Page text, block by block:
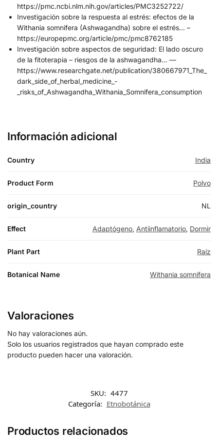
https://pmc.ncbi.nlm.nih.gov/articles/PMC3252722/
Investigación sobre la respuesta al estrés: efectos de la
Withania somnifera (Ashwagandha) sobre el estrés… –
https://europepmc.org/article/pmc/pmc8762185
Investigación sobre aspectos de seguridad: El lado oscuro
de la fitoterapia – riesgos de la ashwagandha… —
https://www.researchgate.net/publication/380667971_The_
dark_side_of_herbal_medicine_-
_risks_of_Ashwagandha_Withania_Somnifera_consumption
Información adicional
Country India
Product Form Polvo
origin_country NL
Effect Adaptógeno, Antiinflamatorio, Dormir
Plant Part Raíz
Botanical Name Withania somnifera
Valoraciones
No hay valoraciones aún.
Solo los usuarios registrados que hayan comprado este
producto pueden hacer una valoración.
SKU: 4477
Categoría: Etnobotánica
Productos relacionados